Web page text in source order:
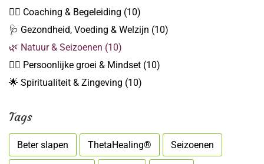
👩‍⚕️ Coaching & Begeleiding (10)
🩺 Gezondheid, Voeding & Welzijn (10)
🌿 Natuur & Seizoenen (10)
🧘‍♀️ Persoonlijke groei & Mindset (10)
🌟 Spiritualiteit & Zingeving (10)
Tags
Beter slapen ThetaHealing® Seizoenen